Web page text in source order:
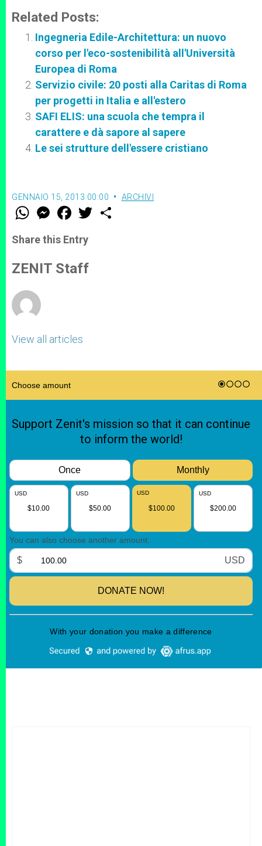
Related Posts:
Ingegneria Edile-Architettura: un nuovo
corso per l'eco-sostenibilità all'Università
Europea di Roma
Servizio civile: 20 posti alla Caritas di Roma
per progetti in Italia e all'estero
SAFI ELIS: una scuola che tempra il
carattere e dà sapore al sapere
Le sei strutture dell'essere cristiano
GENNAIO 15, 2013 00:00 ARCHIVI
W
t
s
p
p
M
e
s
e
g
e
F
a
e
b
o
k
w
Share this Entry
ZENIT Staff
View all articles